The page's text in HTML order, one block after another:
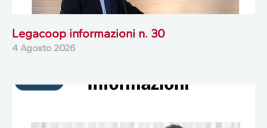
Legacoop informazioni n. 30
4 Agosto 2026